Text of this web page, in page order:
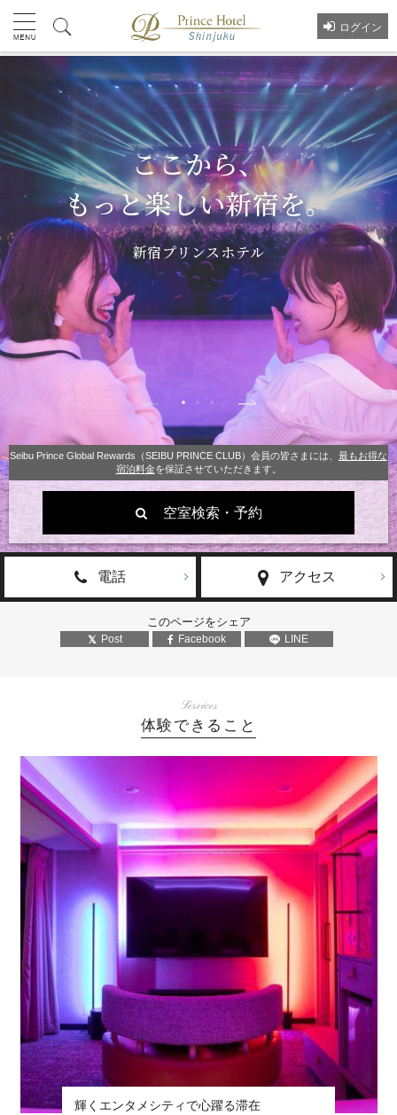
ログイン
ここから、
もっと楽しい新宿を。
新宿プリンスホテル
Seibu Prince Global Rewards（SEIBU PRINCE CLUB）会員の皆さまには、 最もお得な
宿泊料金を保証させていただきます。
空室検索・予約
電話 アクセス
このページをシェア
Post Facebook LINE
Services
体験できること
輝くエンタメシティで心躍る滞在